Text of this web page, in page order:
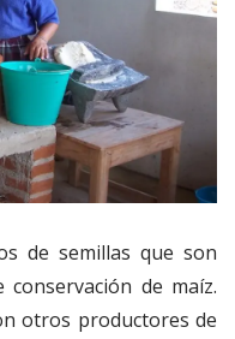
de semillas que son
de maíz.
otros productores de